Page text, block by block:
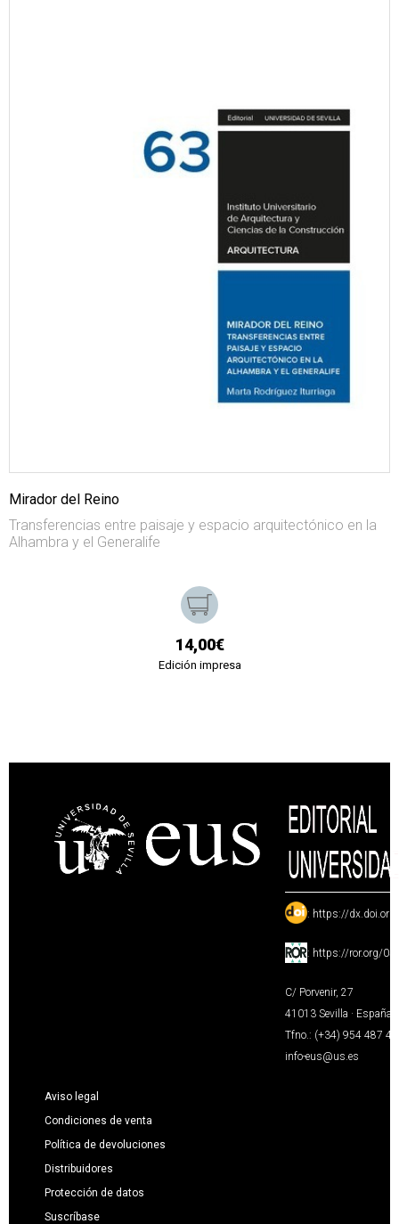
Mirador del Reino
Transferencias entre paisaje y espacio arquitectónico en la
Alhambra y el Generalife
14,00€
Edición impresa
: https://
: https://ror.org/
C/ Porvenir, 27
41013 Sevilla · España
Tfno.: (+34) 954 487
info-eus@us.es
Aviso legal
Condiciones de venta
Política de devoluciones
Distribuidores
Protección de datos
Suscríbase